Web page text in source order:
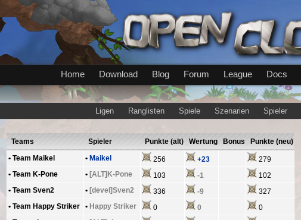
Home Download Blog Forum League Docs
Ligen Ranglisten Spiele Szenarien Spieler
Teams Spieler Punkte (alt) Wertung Bonus
Punkte (neu)
• Team Maikel • Maikel 256 +23
279
• Team K-Pone • [ALT]K-Pone 103 -1
102
• Team Sven2 • [devel]Sven2 336 -9
327
• Team Happy Striker • Happy Striker 0 0
0